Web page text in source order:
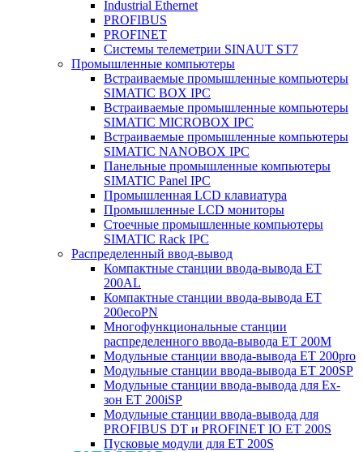
Industrial Ethernet
PROFIBUS
PROFINET
Системы телеметрии SINAUT ST7
Промышленные компьютеры
Встраиваемые промышленные компьютеры
SIMATIC BOX IPC
Встраиваемые промышленные компьютеры
SIMATIC MICROBOX IPC
Встраиваемые промышленные компьютеры
SIMATIC NANOBOX IPC
Панельные промышленные компьютеры
SIMATIC Panel IPC
Промышленная LCD клавиатура
Промышленные LCD мониторы
Стоечные промышленные компьютеры
SIMATIC Rack IPC
Распределенный ввод-вывод
Компактные станции ввода-вывода ET
200AL
Компактные станции ввода-вывода ET
200ecoPN
Многофункциональные станции
распределенного ввода-вывода ET 200M
Модульные станции ввода-вывода ET 200pro
Модульные станции ввода-вывода ET 200SP
Модульные станции ввода-вывода для Ex-
зон ET 200iSP
Модульные станции ввода-вывода для
PROFIBUS DT и PROFINET IO ET 200S
Пусковые модули для ET 200S